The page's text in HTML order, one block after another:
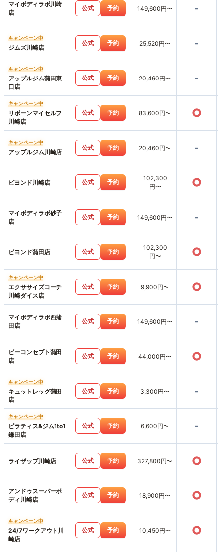
マイボディラボ川崎
店
公式 予約 149,600円〜 -
キャンペーン中
ジムズ川崎店
公式 予約 25,520円〜 -
キャンペーン中
アップルジム蒲田東
口店
公式 予約 20,460円〜 -
キャンペーン中
リボーンマイセルフ
川崎店
公式 予約 83,600円〜 ○
キャンペーン中
アップルジム川崎店
公式 予約 20,460円〜 -
ビヨンド川崎店 公式 予約
102,300
円〜
○
マイボディラボ砂子
店
公式 予約 149,600円〜 -
ビヨンド蒲田店 公式 予約
102,300
円〜
○
キャンペーン中
エクササイズコーチ
川崎ダイス店
公式 予約 9,900円〜 ○
マイボディラボ西蒲
田店
公式 予約 149,600円〜 -
ビーコンセプト蒲田
店
公式 予約 44,000円〜 ○
キャンペーン中
キュットレッグ蒲田
店
公式 予約 3,300円〜 -
キャンペーン中
ピラティス&ジム1to1
鎌田店
公式 予約 6,600円〜 -
ライザップ川崎店 公式 予約 327,800円〜 ○
アンドゥスーパーボ
ディ川崎店
公式 予約 18,900円〜 ○
キャンペーン中
24/7ワークアウト川
崎店
公式 予約 10,450円〜 ○